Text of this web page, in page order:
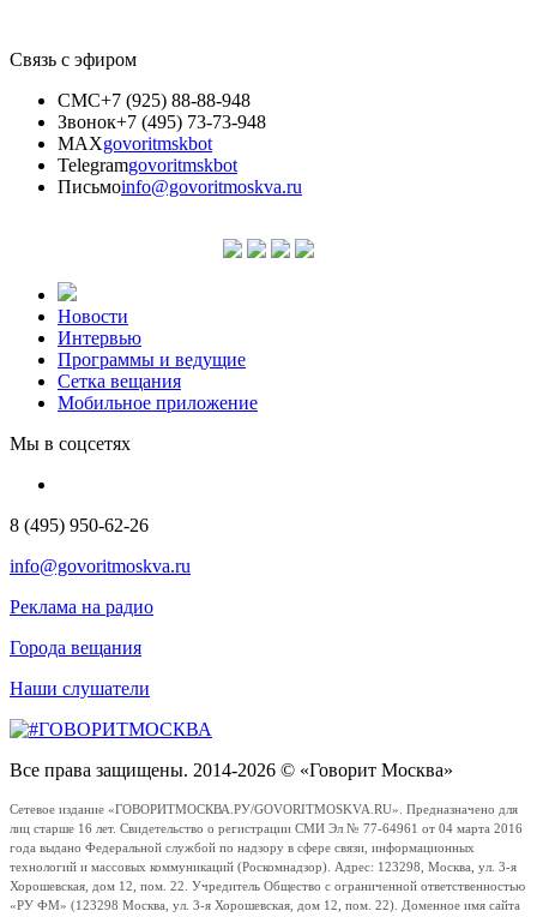
Связь с эфиром
СМС+7 (925) 88-88-948
Звонок+7 (495) 73-73-948
MAXgovoritmskbot
Telegramgovoritmskbot
Письмоinfo@govoritmoskva.ru
Новости
Интервью
Программы и ведущие
Сетка вещания
Мобильное приложение
Мы в соцсетях
8 (495) 950-62-26
info@govoritmoskva.ru
Реклама на радио
Города вещания
Наши слушатели
Все права защищены. 2014-2026 © «Говорит Москва»
Сетевое издание «ГОВОРИТМОСКВА.РУ/GOVORITMOSKVA.RU». Предназначено для
лиц старше 16 лет. Свидетельство о регистрации СМИ Эл № 77-64961 от 04 марта 2016
года выдано Федеральной службой по надзору в сфере связи, информационных
технологий и массовых коммуникаций (Роскомнадзор). Адрес: 123298, Москва, ул. 3-я
Хорошевская, дом 12, пом. 22. Учредитель Общество с ограниченной ответственностью
«РУ ФМ» (123298 Москва, ул. 3-я Хорошевская, дом 12, пом. 22). Доменное имя сайта